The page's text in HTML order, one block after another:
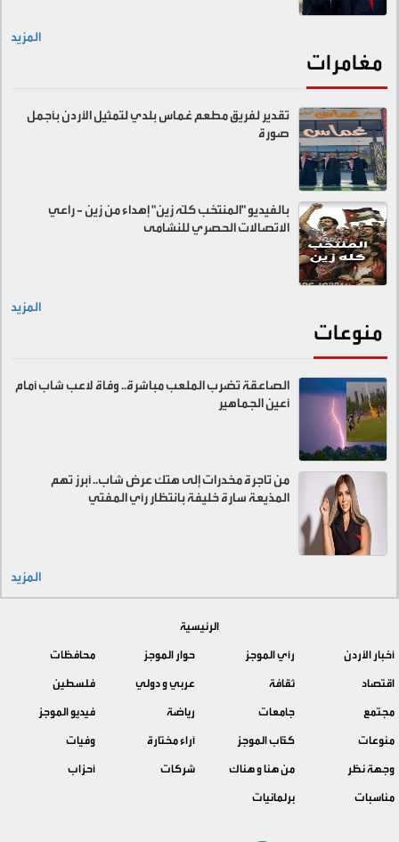
المزيد
مغامرات
تقدير لفريق مطعم غماس بلدي لتمثيل الأردن بأجمل
صورة
بالفيديو "المنتخب كلّه زين" إهداء من زين - راعي
الاتصالات الحصري للنشامى
المزيد
منوعات
الصاعقة تضرب الملعب مباشرة.. وفاة لاعب شاب أمام
أعين الجماهير
من تاجرة مخدرات إلى هتك عرض شاب.. أبرز تهم
المذيعة سارة خليفة بانتظار رأي المفتي
المزيد
الرئيسية
أخبار الأردن
رأي الموجز حوار الموجز
محافظات
اقتصاد
ثقافة عربي و دولي
فلسطين
مجتمع
جامعات رياضة
فيديو الموجز
منوعات
كتّاب الموجز آراء مختارة
وفيات
وجهة نظر
من هنا و هناك شركات
أحزاب
مناسبات
برلمانيات